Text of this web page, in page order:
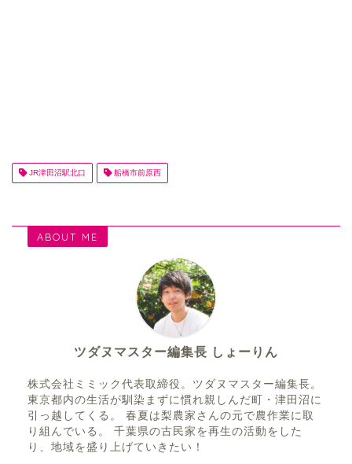
JR津田沼駅北口 船橋市前原西
ABOUT ME
ツダヌマスター編集長 しょーりん
株式会社ミミック代表取締役。ツダヌマスター編集長。
東京都内の生活が馴染まずに慣れ親しんだ町・津田沼に
引っ越してくる。 春夏は梨農家さんの元で農作業に取
り組んでいる。 千葉県の古民家を再生の活動をした
り、地域を盛り上げていきたい！